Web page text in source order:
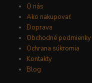
O nás
Ako nakupovať
Doprava
Obchodné podmienky
Ochrana súkromia
Kontakty
Blog